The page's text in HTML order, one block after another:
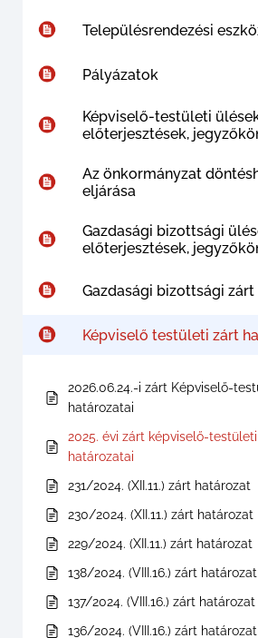
Településrendezési
Pályázatok
Képviselő-testületi
előterjesztések,
Az önkormányzat
eljárása
Gazdasági bizottsági
előterjesztések,
Gazdasági bizottsági
Képviselő testületi zárt
2026.06.24.-i zárt Képviselő-
határozatai
2025. évi zárt képviselő-
határozatai
231/2024. (XII.11.) zárt határozat
230/2024. (XII.11.) zárt határozat
229/2024. (XII.11.) zárt határozat
138/2024. (VIII.16.) zárt határozat
137/2024. (VIII.16.) zárt határozat
136/2024. (VIII.16.) zárt határozat